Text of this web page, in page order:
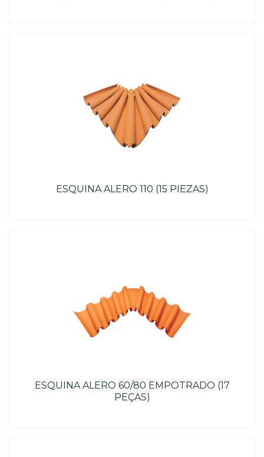
ESQUINA ALERO 110 (15 PIEZAS)
ESQUINA ALERO 60/80 EMPOTRADO (17
PEÇAS)